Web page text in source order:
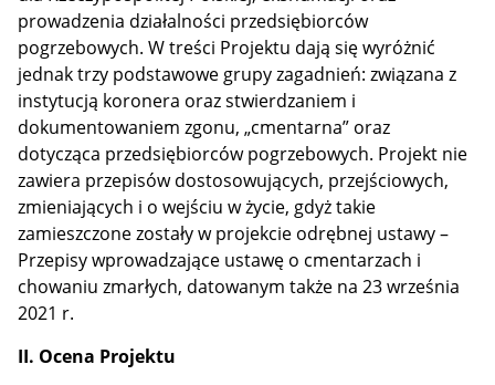
prowadzenia działalności przedsiębiorców
pogrzebowych. W treści Projektu dają się wyróżnić
jednak trzy podstawowe grupy zagadnień: związana z
instytucją koronera oraz stwierdzaniem i
dokumentowaniem zgonu, „cmentarna” oraz
dotycząca przedsiębiorców pogrzebowych. Projekt nie
zawiera przepisów dostosowujących, przejściowych,
zmieniających i o wejściu w życie, gdyż takie
zamieszczone zostały w projekcie odrębnej ustawy –
Przepisy wprowadzające ustawę o cmentarzach i
chowaniu zmarłych, datowanym także na 23 września
2021 r.
II. Ocena Projektu